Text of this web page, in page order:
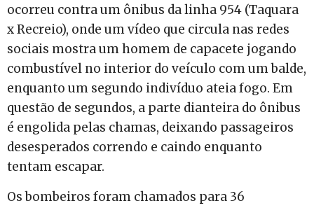
ocorreu contra um ônibus da linha 954 (Taquara
x Recreio), onde um vídeo que circula nas redes
sociais mostra um homem de capacete jogando
combustível no interior do veículo com um balde,
enquanto um segundo indivíduo ateia fogo. Em
questão de segundos, a parte dianteira do ônibus
é engolida pelas chamas, deixando passageiros
desesperados correndo e caindo enquanto
tentam escapar.
Os bombeiros foram chamados para 36